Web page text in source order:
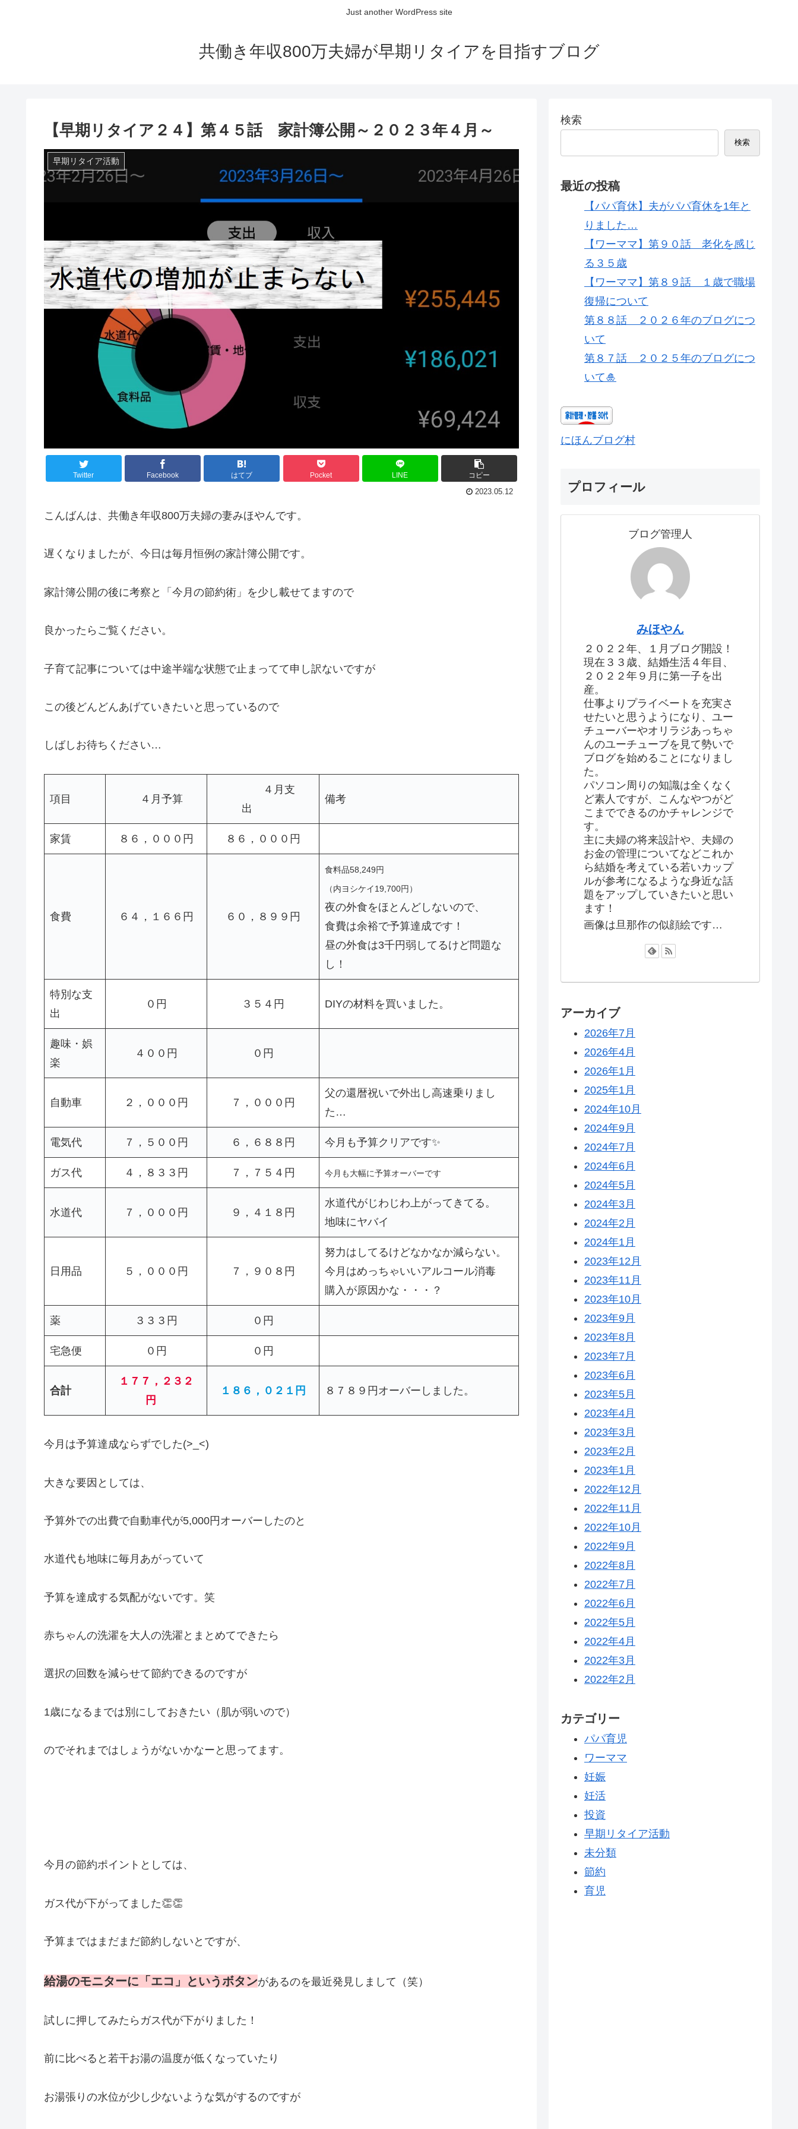
Just another WordPress site
共働き年収800万夫婦が早期リタイアを目指すブログ
【早期リタイア２４】第４５話 家計簿公開～２０２３年４月～
早期リタイア活動
Twitter Facebook はてブ Pocket LINE コピー
2023.05.12
こんばんは、共働き年収800万夫婦の妻みほやんです。
遅くなりましたが、今日は毎月恒例の家計簿公開です。
家計簿公開の後に考察と「今月の節約術」を少し載せてますので
良かったらご覧ください。
子育て記事については中途半端な状態で止まってて申し訳ないですが
この後どんどんあげていきたいと思っているので
しばしお待ちください…
項目 ４月予算
４月支
出
備考
家賃 ８６，０００円 ８６，０００円
食費 ６４，１６６円 ６０，８９９円
食料品58,249円
（内ヨシケイ19,700円）
夜の外食をほとんどしないので、
食費は余裕で予算達成です！
昼の外食は3千円弱してるけど問題な
し！
特別な支
出
０円 ３５４円 DIYの材料を買いました。
趣味・娯
楽
４００円 ０円
自動車 ２，０００円 ７，０００円
父の還暦祝いで外出し高速乗りまし
た…
電気代 ７，５００円 ６，６８８円 今月も予算クリアです✨
ガス代 ４，８３３円 ７，７５４円 今月も大幅に予算オーバーです
水道代 ７，０００円 ９，４１８円
水道代がじわじわ上がってきてる。
地味にヤバイ
日用品 ５，０００円 ７，９０８円
努力はしてるけどなかなか減らない。
今月はめっちゃいいアルコール消毒
購入が原因かな・・・？
薬 ３３３円 ０円
宅急便 ０円 ０円
合計
１７７，２３２
円
１８６，０２１円 ８７８９円オーバーしました。
今月は予算達成ならずでした(>_<)
大きな要因としては、
予算外での出費で自動車代が5,000円オーバーしたのと
水道代も地味に毎月あがっていて
予算を達成する気配がないです。笑
赤ちゃんの洗濯を大人の洗濯とまとめてできたら
選択の回数を減らせて節約できるのですが
1歳になるまでは別にしておきたい（肌が弱いので）
のでそれまではしょうがないかなーと思ってます。
今月の節約ポイントとしては、
ガス代が下がってました👏👏
予算まではまだまだ節約しないとですが、
給湯のモニターに「エコ」というボタンがあるのを最近発見しまして（笑）
試しに押してみたらガス代が下がりました！
前に比べると若干お湯の温度が低くなっていたり
お湯張りの水位が少し少ないような気がするのですが
検索
検索
最近の投稿
【パパ育休】夫がパパ育休を1年と
りました…
【ワーママ】第９０話 老化を感じ
る３５歳
【ワーママ】第８９話 １歳で職場
復帰について
第８８話 ２０２６年のブログにつ
いて
第８７話 ２０２５年のブログにつ
いて🎍
にほんブログ村
プロフィール
ブログ管理人
みほやん
２０２２年、１月ブログ開設！
現在３３歳、結婚生活４年目、
２０２２年９月に第一子を出
産。
仕事よりプライベートを充実さ
せたいと思うようになり、ユー
チューバーやオリラジあっちゃ
んのユーチューブを見て勢いで
ブログを始めることになりまし
た。
パソコン周りの知識は全くなく
ど素人ですが、こんなやつがど
こまでできるのかチャレンジで
す。
主に夫婦の将来設計や、夫婦の
お金の管理についてなどこれか
ら結婚を考えている若いカップ
ルが参考になるような身近な話
題をアップしていきたいと思い
ます！
画像は旦那作の似顔絵です…
アーカイブ
2026年7月
2026年4月
2026年1月
2025年1月
2024年10月
2024年9月
2024年7月
2024年6月
2024年5月
2024年3月
2024年2月
2024年1月
2023年12月
2023年11月
2023年10月
2023年9月
2023年8月
2023年7月
2023年6月
2023年5月
2023年4月
2023年3月
2023年2月
2023年1月
2022年12月
2022年11月
2022年10月
2022年9月
2022年8月
2022年7月
2022年6月
2022年5月
2022年4月
2022年3月
2022年2月
カテゴリー
パパ育児
ワーママ
妊娠
妊活
投資
早期リタイア活動
未分類
節約
育児